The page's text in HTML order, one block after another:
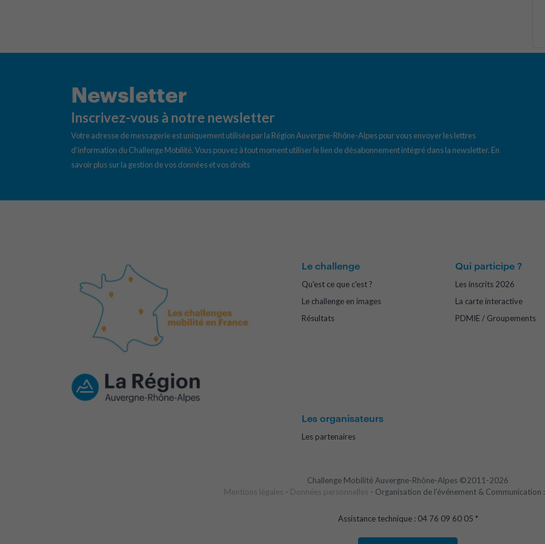
Newsletter
Inscrivez-vous à notre newsletter
Votre adresse de messagerie est uniquement utilisée par la Région Auvergne-Rhône-Alpes pour vous envoyer les lettres
d’information du Challenge Mobilité. Vous pouvez à tout moment utiliser le lien de désabonnement intégré dans la newsletter. En
savoir plus sur la gestion de vos données et vos droits
Le challenge
Qu'est ce que c'est ?
Le challenge en images
Résultats
Qui participe ?
Les inscrits 2026
La carte interactive
PDMIE / Groupements
Les organisateurs
Les partenaires
Challenge Mobilité Auvergne-Rhône-Alpes ©2011-2026
Mentions légales - Données personnelles - Organisation de l'événement & Communication :
Assistance technique : 04 76 09 60 05 *